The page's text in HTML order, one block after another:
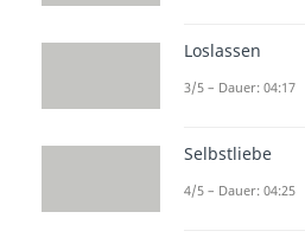
Loslassen
3/5 – Dauer: 04:17
Selbstliebe
4/5 – Dauer: 04:25